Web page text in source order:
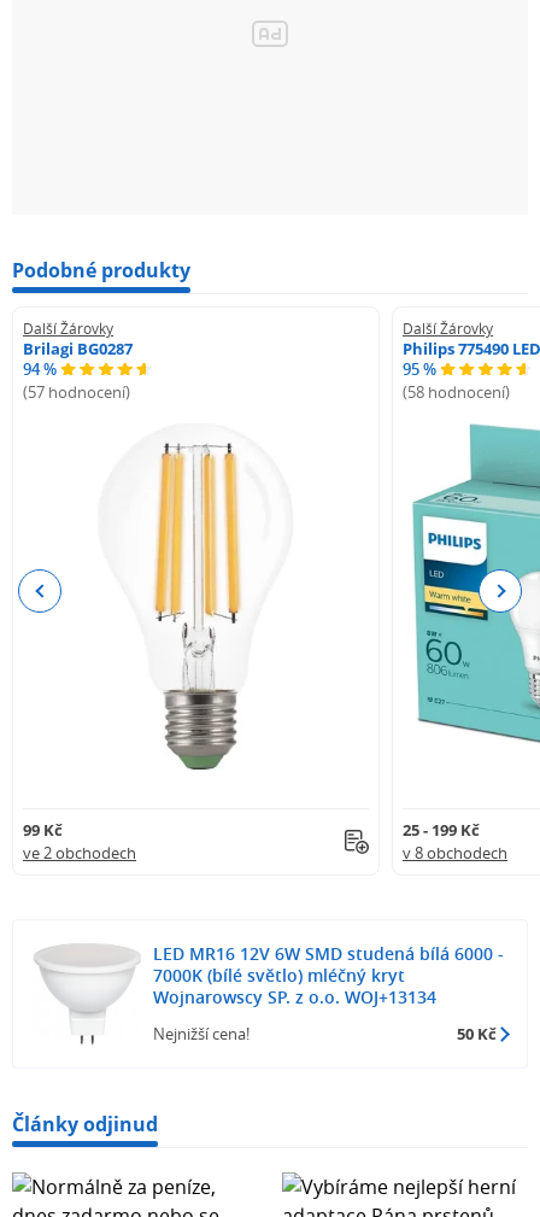
Podobné produkty
Další Žárovky
Brilagi BG0287
94 %
(57 hodnocení)
99 Kč
ve 2 obchodech
Další Žárovky
Philips 775490
95 %
(58 hodnocení)
25 - 199 Kč
v 8 obchodech
Previous Next
LED MR16 12V 6W SMD studená bílá 6000 -
7000K (bílé světlo) mléčný kryt
Wojnarowscy SP. z o.o. WOJ+13134
Nejnižší cena! 50 Kč
Články odjinud